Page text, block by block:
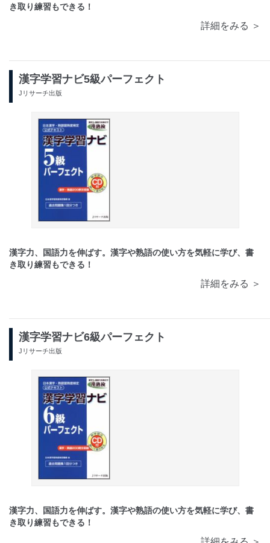
き取り練習もできる！
詳細をみる ＞
漢字学習ナビ5級パーフェクト
Jリサーチ出版
漢字力、国語力を伸ばす。漢字や熟語の使い方を気軽に学び、書
き取り練習もできる！
詳細をみる ＞
漢字学習ナビ6級パーフェクト
Jリサーチ出版
漢字力、国語力を伸ばす。漢字や熟語の使い方を気軽に学び、書
き取り練習もできる！